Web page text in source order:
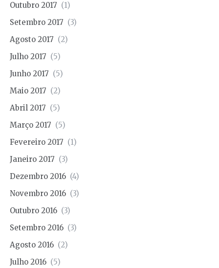
Outubro 2017 (1)
Setembro 2017 (3)
Agosto 2017 (2)
Julho 2017 (5)
Junho 2017 (5)
Maio 2017 (2)
Abril 2017 (5)
Março 2017 (5)
Fevereiro 2017 (1)
Janeiro 2017 (3)
Dezembro 2016 (4)
Novembro 2016 (3)
Outubro 2016 (3)
Setembro 2016 (3)
Agosto 2016 (2)
Julho 2016 (5)